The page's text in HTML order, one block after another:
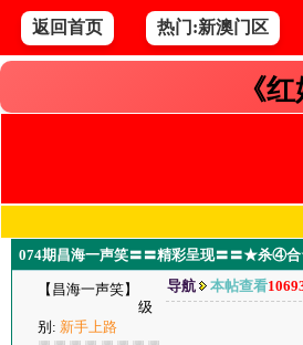
返回首页 热门:新澳门区
《
074期昌海一声笑〓〓精彩呈现〓〓★杀④
【昌海一声笑】
级
别: 新手上路
导航 本帖查看